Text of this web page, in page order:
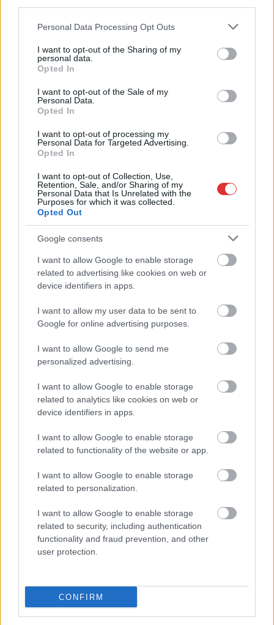
Please note that this website/app uses one or more Google
not limited to your visit or usage behaviour. You may click to
grant or deny consent to Google and its third-party tags to
use your data for below specified purposes in below Google
consent section.
Personal Data Processing Opt Outs
I want to opt-out of the Sharing of my
personal data.
Opted In
I want to opt-out of the Sale of my
Personal Data.
Opted In
I want to opt-out of processing my
Personal Data for Targeted Advertising.
Opted In
I want to opt-out of Collection, Use,
Retention, Sale, and/or Sharing of my
Personal Data that Is Unrelated with the
Purposes for which it was collected.
Opted Out
Google consents
I want to allow Google to enable storage
related to advertising like cookies on web or
device identifiers in apps.
I want to allow my user data to be sent to
Google for online advertising purposes.
I want to allow Google to send me
personalized advertising.
I want to allow Google to enable storage
related to analytics like cookies on web or
device identifiers in apps.
I want to allow Google to enable storage
related to functionality of the website or app.
I want to allow Google to enable storage
related to personalization.
I want to allow Google to enable storage
related to security, including authentication
functionality and fraud prevention, and other
user protection.
CONFIRM
adták a Zagyva-parti sétányt.
TOVÁBB OLVASOM
Ezer katona költözik a Thököly útra Szolnokon
2023.12.07. Tóth András
Árpád 1. Különleges
Műveleti Dandár
költözik majd a volt
Szolnokon. Erről is szó
szolnoki
közgyűlést megelőző közmeghallgatáson.
úti laktanya,vár ,várkapu ,várkapu látogatóközpont
A város, ami tízmilliárdokat kap fejlesztésekre
2023.07.24. Tóth András
beruházások
indulhatnak el
Debrecenben. A cívis
város tavasszal már
és fél milliárd forint
kormányzati
támogatást kapott csak a 2023. és 2026. közötti évekre,
amihez most hozzácsaptak még 112 milliárdot! Ezzel kilenc
mondható mindez el.